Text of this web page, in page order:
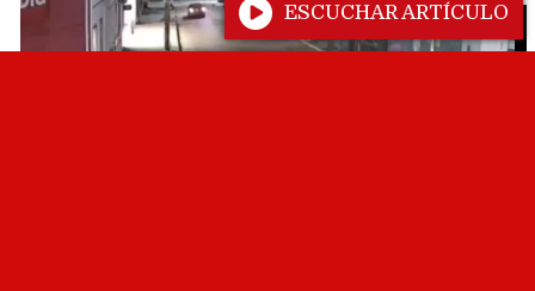
ESCUCHAR ARTÍCULO